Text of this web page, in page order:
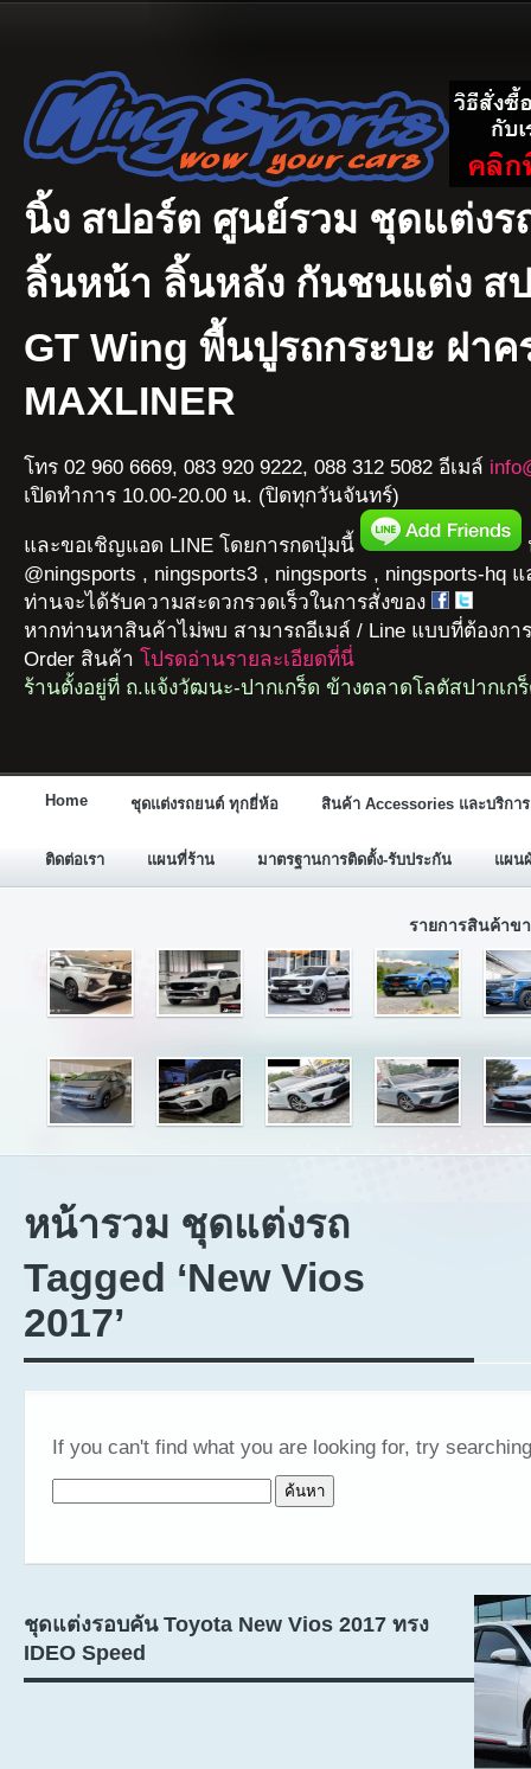
นิ้ง สปอร์ต ศูนย์รวม ชุดแต่งร
ลิ้นหน้า ลิ้นหลัง กันชนแต่ง สป
GT Wing พื้นปูรถกระบะ ฝาค
MAXLINER
โทร 02 960 6669, 083 920 9222, 088 312 5082 อีเมล์
เปิดทำการ 10.00-20.00 น. (ปิดทุกวันจันทร์)
และขอเชิญแอด LINE โดยการกดปุ่มนี้
@ningsports , ningsports3 , ningsports , ningsports-hq
ท่านจะได้รับความสะดวกรวดเร็วในการสั่งของ
หากท่านหาสินค้าไม่พบ สามารถอีเมล์ / Line แบบที่ต้องกา
Order สินค้า โปรดอ่านรายละเอียดที่นี่
ร้านตั้งอยู่ที่ ถ.แจ้งวัฒนะ-ปากเกร็ด ข้างตลาดโลตัสปากเก
Home ชุดแต่งรถยนต์ ทุกยี่ห้อ สินค้า Accessories และบริการ
ติดต่อเรา แผนที่ร้าน มาตรฐานการติดตั้ง-รับประกัน แผน
รายการสินค้าข
หน้ารวม ชุดแต่งรถ
Tagged ‘New Vios
2017’
If you can't find what you are looking for, try
ชุดแต่งรอบคัน Toyota New Vios 2017 ทรง
IDEO Speed